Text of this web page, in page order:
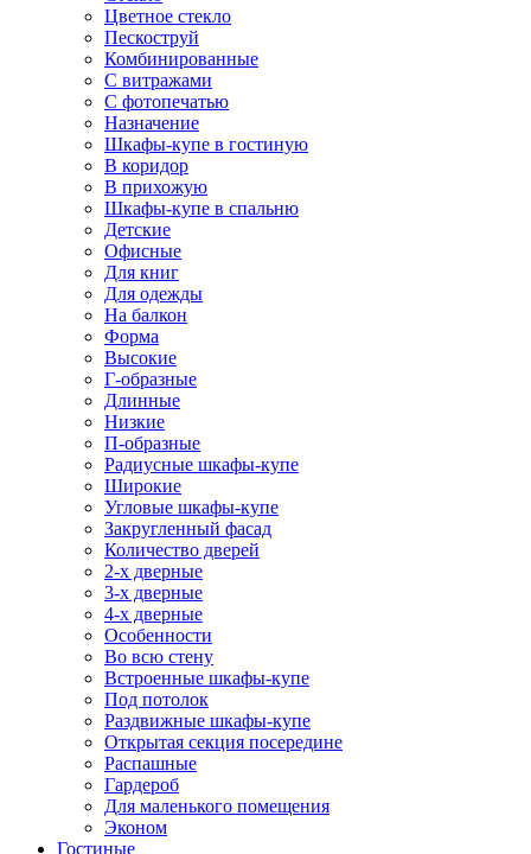
Цветное стекло
Пескоструй
Комбинированные
С витражами
С фотопечатью
Назначение
Шкафы-купе в гостиную
В коридор
В прихожую
Шкафы-купе в спальню
Детские
Офисные
Для книг
Для одежды
На балкон
Форма
Высокие
Г-образные
Длинные
Низкие
П-образные
Радиусные шкафы-купе
Широкие
Угловые шкафы-купе
Закругленный фасад
Количество дверей
2-х дверные
3-х дверные
4-х дверные
Особенности
Во всю стену
Встроенные шкафы-купе
Под потолок
Раздвижные шкафы-купе
Открытая секция посередине
Распашные
Гардероб
Для маленького помещения
Эконом
Гостиные